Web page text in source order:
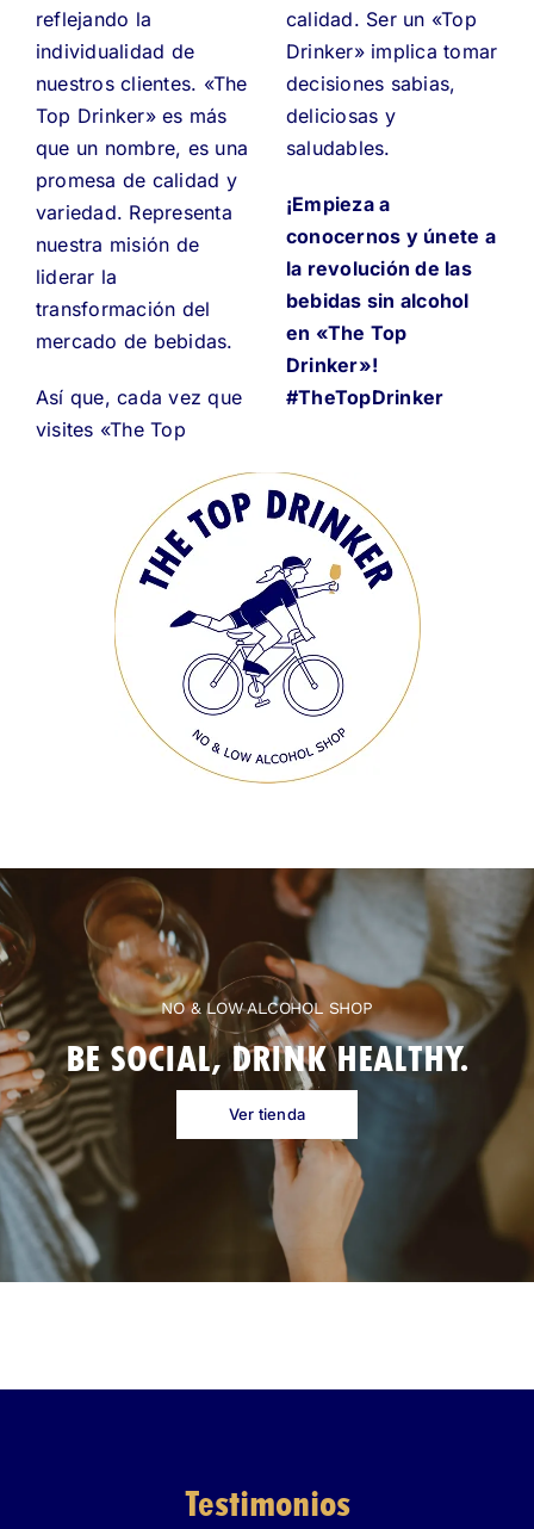
reflejando la
individualidad de
nuestros clientes. «The
Top Drinker» es más
que un nombre, es una
promesa de calidad y
variedad. Representa
nuestra misión de
liderar la
transformación del
mercado de bebidas.
Así que, cada vez que
visites «The Top
calidad. Ser un «Top
Drinker» implica tomar
decisiones sabias,
deliciosas y
saludables.
¡Empieza a
conocernos y únete a
la revolución de las
bebidas sin alcohol
en «The Top
Drinker»!
#TheTopDrinker
NO & LOW ALCOHOL SHOP
BE SOCIAL, DRINK HEALTHY.
Ver tienda
Testimonios